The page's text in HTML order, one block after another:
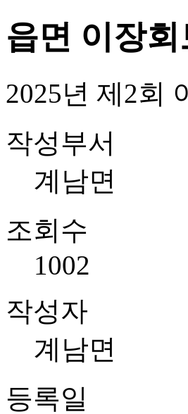
읍면 이장회
2025년 제2회
작성부서
계남면
조회수
1002
작성자
계남면
등록일